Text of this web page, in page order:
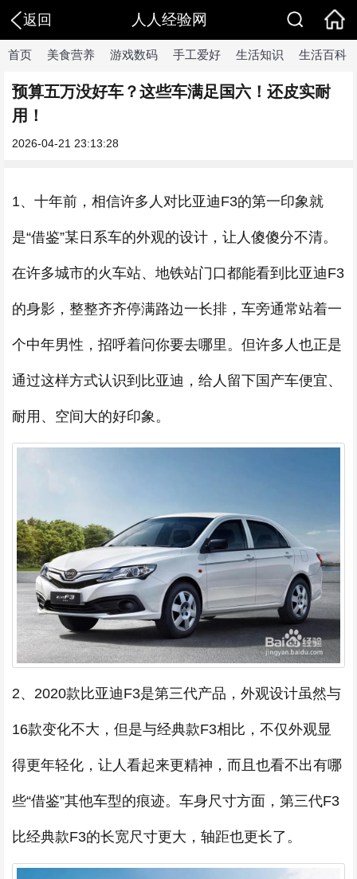
返回 人人经验网
首页 美食营养 游戏数码 手工爱好 生活知识 生活百科
预算五万没好车？这些车满足国六！还皮实耐
用！
2026-04-21 23:13:28
1、十年前，相信许多人对比亚迪F3的第一印象就
是“借鉴”某日系车的外观的设计，让人傻傻分不清。
在许多城市的火车站、地铁站门口都能看到比亚迪F3
的身影，整整齐齐停满路边一长排，车旁通常站着一
个中年男性，招呼着问你要去哪里。但许多人也正是
通过这样方式认识到比亚迪，给人留下国产车便宜、
耐用、空间大的好印象。
2、2020款比亚迪F3是第三代产品，外观设计虽然与
16款变化不大，但是与经典款F3相比，不仅外观显
得更年轻化，让人看起来更精神，而且也看不出有哪
些“借鉴”其他车型的痕迹。车身尺寸方面，第三代F3
比经典款F3的长宽尺寸更大，轴距也更长了。